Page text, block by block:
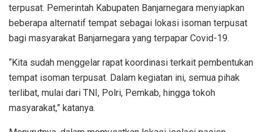
terpusat. Pemerintah Kabupaten Banjarnegara menyiapkan
beberapa alternatif tempat sebagai lokasi isoman terpusat
bagi masyarakat Banjarnegara yang terpapar Covid-19.
“Kita sudah menggelar rapat koordinasi terkait pembentukan
tempat isoman terpusat. Dalam kegiatan ini, semua pihak
terlibat, mulai dari TNI, Polri, Pemkab, hingga tokoh
masyarakat,” katanya.